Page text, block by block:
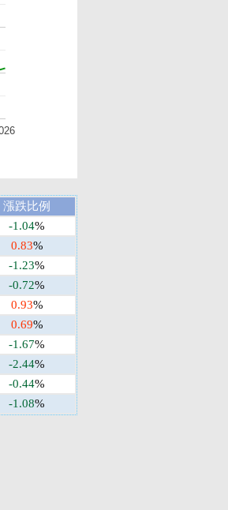
漲跌比例
-1.04%
0.83%
-1.23%
-0.72%
0.93%
0.69%
-1.67%
-2.44%
-0.44%
-1.08%